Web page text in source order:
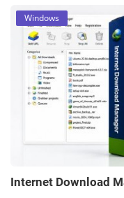
Windows
Internet Download